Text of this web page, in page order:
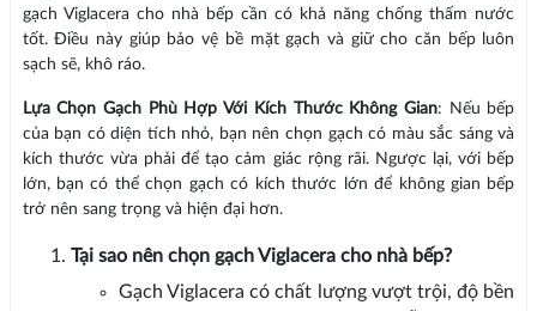
gạch Viglacera cho nhà bếp cần có khả năng chống thấm nước
tốt. Điều này giúp bảo vệ bề mặt gạch và giữ cho căn bếp luôn
sạch sẽ, khô ráo.
Lựa Chọn Gạch Phù Hợp Với Kích Thước Không Gian: Nếu bếp
của bạn có diện tích nhỏ, bạn nên chọn gạch có màu sắc sáng và
kích thước vừa phải để tạo cảm giác rộng rãi. Ngược lại, với bếp
lớn, bạn có thể chọn gạch có kích thước lớn để không gian bếp
trở nên sang trọng và hiện đại hơn.
Tại sao nên chọn gạch Viglacera cho nhà bếp?
Gạch Viglacera có chất lượng vượt trội, độ bền